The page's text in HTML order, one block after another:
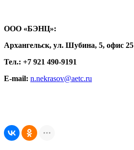
ООО «БЭНЦ»:
Архангельск, ул. Шубина, 5, офис 25
Тел.: +7 921 490-9191
E-mail: n.nekrasov@aetc.ru